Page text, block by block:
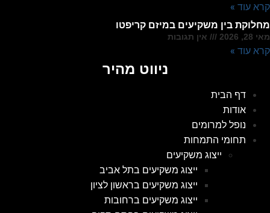
קרא עוד »
מחלוקת בין משקיעים במיזם קריפטו
מאי 28, 2026 אין תגובות
קרא עוד »
ניווט מהיר
דף הבית
אודות
נופל למרומים
תחומי התמחות
ייצוג משקיעים
ייצוג משקיעים בתל אביב
ייצוג משקיעים בראשון לציון
ייצוג משקיעים ברחובות